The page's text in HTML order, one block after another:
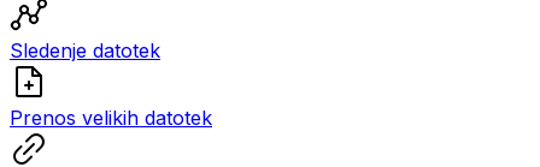
Sledenje datotek
Prenos velikih datotek